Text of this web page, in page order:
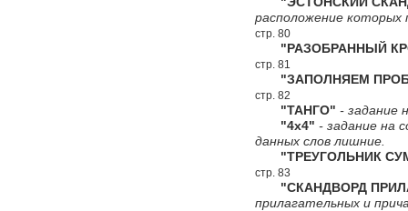
расположение
стр. 80
"РАЗОБРАННЫЙ
стр. 81
"ЗАПОЛНЯЕМ
стр. 82
"ТАНГО" - задание
"4х4" - задание на
данных слов лишние.
"ТРЕУГОЛЬНИК
стр. 83
"СКАНДВОРД
прилагательных и